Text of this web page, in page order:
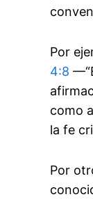
Por
4:8
como
la fe
Por